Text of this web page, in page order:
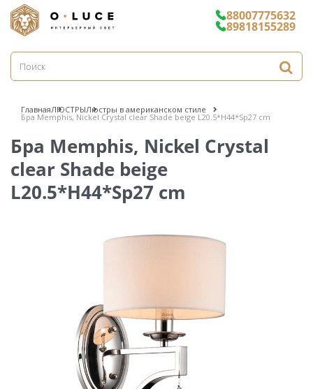
88007775632
89818155289
ГлавнаяЛЮСТРЫЛюстры в американском стиле
Бра Memphis, Nickel Crystal clear Shade beige L20.5*H44*Sp27 cm
Бра Memphis, Nickel Crystal
clear Shade beige
L20.5*H44*Sp27 cm